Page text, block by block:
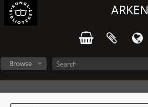
ARKEN
Browse